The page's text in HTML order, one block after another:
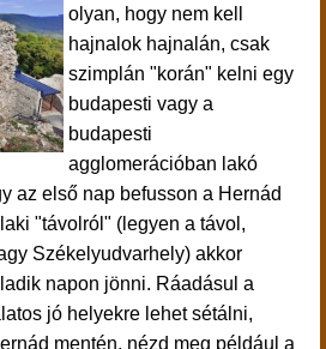
olyan, hogy nem kell
hajnalok hajnalán, csak
szimplán "korán" kelni egy
budapesti vagy a
budapesti
agglomerációban lakó
az első nap befusson a Hernád
"távolról" (legyen a távol,
Székelyudvarhely) akkor
napon jönni. Ráadásul a
jó helyekre lehet sétálni,
mentén, nézd meg például a